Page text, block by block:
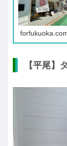
【平尾】